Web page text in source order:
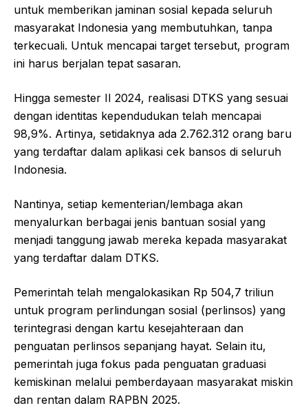
untuk memberikan jaminan sosial kepada seluruh
masyarakat Indonesia yang membutuhkan, tanpa
terkecuali. Untuk mencapai target tersebut, program
ini harus berjalan tepat sasaran.
Hingga semester II 2024, realisasi DTKS yang sesuai
dengan identitas kependudukan telah mencapai
98,9%. Artinya, setidaknya ada 2.762.312 orang baru
yang terdaftar dalam aplikasi cek bansos di seluruh
Indonesia.
Nantinya, setiap kementerian/lembaga akan
menyalurkan berbagai jenis bantuan sosial yang
menjadi tanggung jawab mereka kepada masyarakat
yang terdaftar dalam DTKS.
Pemerintah telah mengalokasikan Rp 504,7 triliun
untuk program perlindungan sosial (perlinsos) yang
terintegrasi dengan kartu kesejahteraan dan
penguatan perlinsos sepanjang hayat. Selain itu,
pemerintah juga fokus pada penguatan graduasi
kemiskinan melalui pemberdayaan masyarakat miskin
dan rentan dalam RAPBN 2025.